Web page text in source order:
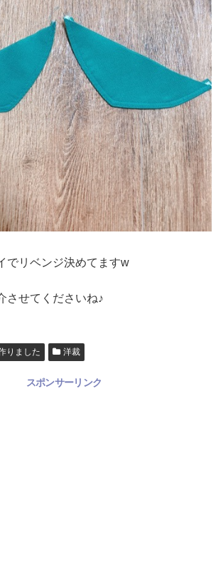
でリベンジ決めてますw
させてくださいね♪
りました 洋裁
スポンサーリンク